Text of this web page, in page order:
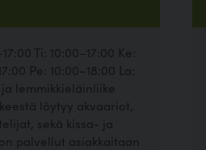
Ti: 10:00–17:00 Ke:
Pe: 10:00–18:00 La:
ja lemmikkieläinliike
löytyy akvaariot,
sekä kissa- ja
palvellut asiakkaitaan